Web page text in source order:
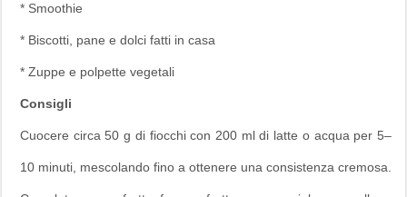
* Smoothie
* Biscotti, pane e dolci fatti in casa
* Zuppe e polpette vegetali
Consigli
Cuocere circa 50 g di fiocchi con 200 ml di latte o acqua per 5–
10 minuti, mescolando fino a ottenere una consistenza cremosa.